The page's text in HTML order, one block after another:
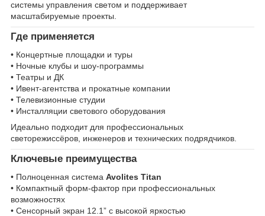
системы управления светом и поддерживает
масштабируемые проекты.
Где применяется
• Концертные площадки и туры
• Ночные клубы и шоу-программы
• Театры и ДК
• Ивент-агентства и прокатные компании
• Телевизионные студии
• Инсталляции светового оборудования
Идеально подходит для профессиональных
светорежиссёров, инженеров и технических подрядчиков.
Ключевые преимущества
• Полноценная система Avolites Titan
• Компактный форм-фактор при профессиональных
возможностях
• Сенсорный экран 12.1” с высокой яркостью